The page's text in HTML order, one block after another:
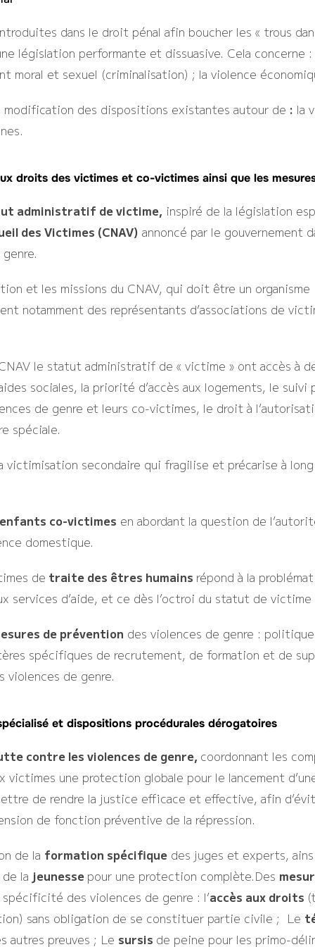
dans le droit pénal afin boucher les « trous
législation performante et dissuasive. Cela
moral et sexuel (criminalisation) ; la violence
des dispositions existantes autour de : la
droits des victimes et co-victimes ainsi que les
administratif de victime, inspiré de la législation
des Victimes (CNAV) annoncé par le gouvernement
et les missions du CNAV, qui doit être un
notamment des représentants d’associations de
le statut administratif de « victime » ont accès à
sociales, la priorité d’accès aux logements, le
de genre et leurs co-victimes, le droit à
spéciale.
secondaire qui fragilise et précarise à
enfants co-victimes en abordant la question de
domestique.
de traite des êtres humains répond à la
services d’aide, et ce dès l’octroi du statut de victime
de prévention des violences de genre :
spécifiques de recrutement, de formation et de
violences de genre.
et dispositions procédurales dérogatoires
contre les violences de genre, coordonnant les
une protection globale pour le lancement
de rendre la justice efficace et effective, afin
de fonction préventive de la répression.
de la formation spécifique des juges et experts,
la jeunesse pour une protection complète.Des
des violences de genre : l’accès aux droits
sans obligation de se constituer partie civile ; Le
autres preuves ; Le sursis de peine pour les primo-